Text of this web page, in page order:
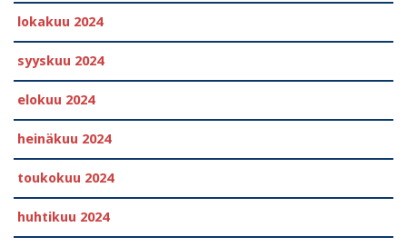
lokakuu 2024
syyskuu 2024
elokuu 2024
heinäkuu 2024
toukokuu 2024
huhtikuu 2024